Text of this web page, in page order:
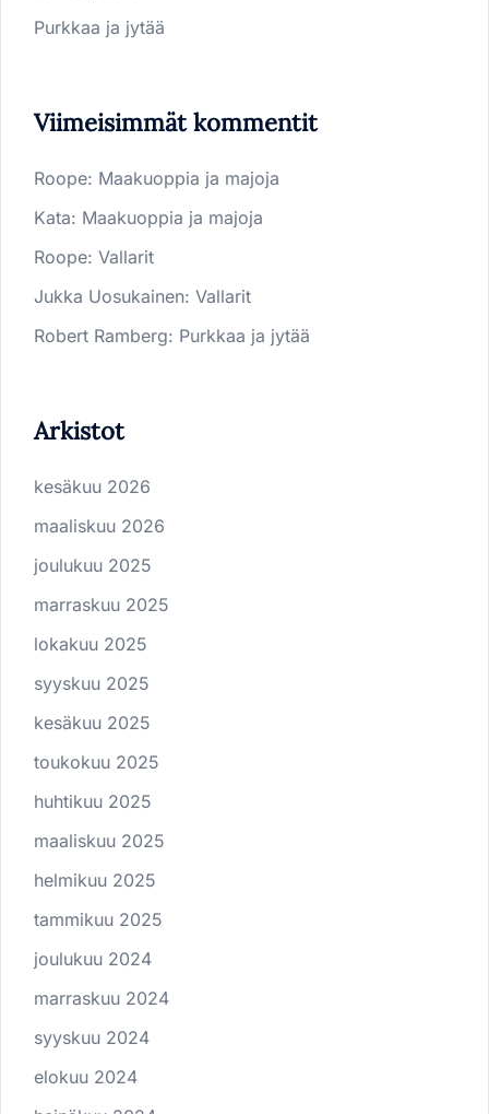
Purkkaa ja jytää
Viimeisimmät kommentit
Roope: Maakuoppia ja majoja
Kata: Maakuoppia ja majoja
Roope: Vallarit
Jukka Uosukainen: Vallarit
Robert Ramberg: Purkkaa ja jytää
Arkistot
kesäkuu 2026
maaliskuu 2026
joulukuu 2025
marraskuu 2025
lokakuu 2025
syyskuu 2025
kesäkuu 2025
toukokuu 2025
huhtikuu 2025
maaliskuu 2025
helmikuu 2025
tammikuu 2025
joulukuu 2024
marraskuu 2024
syyskuu 2024
elokuu 2024